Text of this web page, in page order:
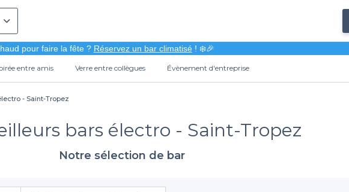
pour faire la fête ? Réservez un bar climatisé! ❄️🎉
entre amis Verre entre collègues Évènement d'entreprise
- Saint-Tropez
bars électro - Saint-Tropez
Notre sélection de bar